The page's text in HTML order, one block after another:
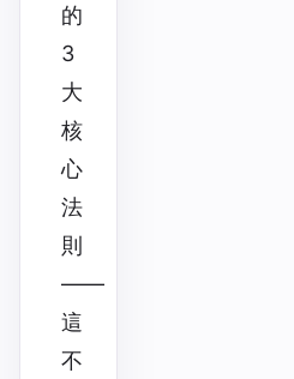
的
3
大
核
心
法
則
——
這
不